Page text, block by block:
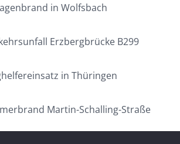
in Wolfsbach
Erzbergbrücke B299
in Thüringen
Martin-Schalling-Straße